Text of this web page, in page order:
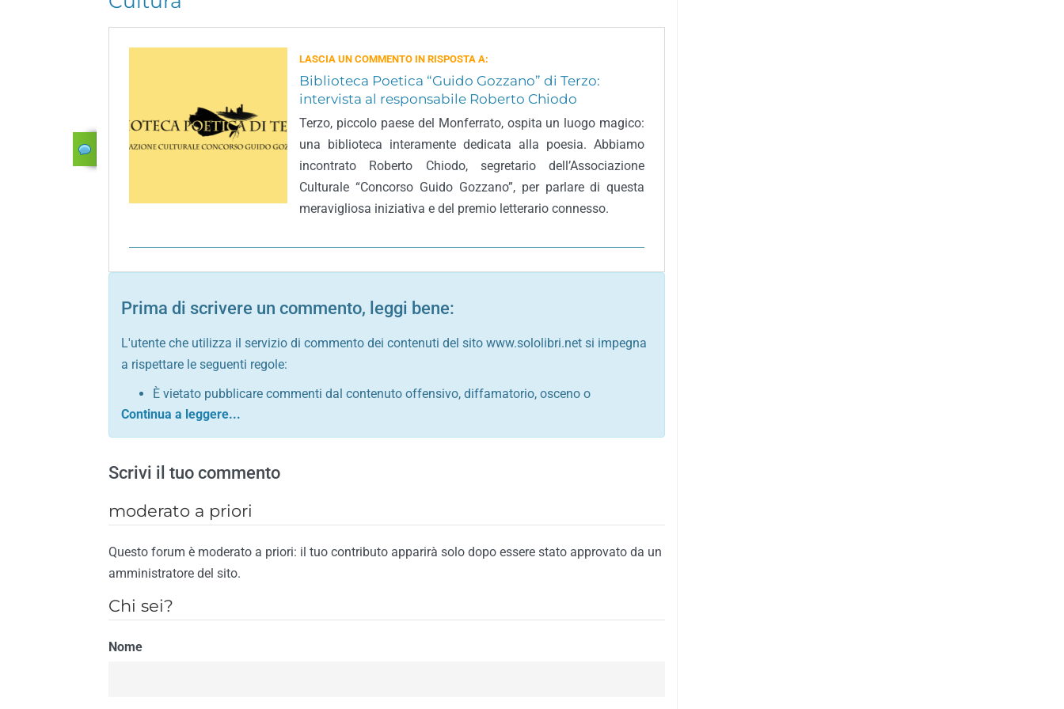
LASCIA UN COMMENTO IN RISPOSTA A:
Biblioteca Poetica “Guido Gozzano” di Terzo:
intervista al responsabile Roberto Chiodo
Terzo, piccolo paese del Monferrato, ospita un luogo magico:
una biblioteca interamente dedicata alla poesia. Abbiamo
incontrato Roberto Chiodo, segretario dell’Associazione
Culturale “Concorso Guido Gozzano”, per parlare di questa
meravigliosa iniziativa e del premio letterario connesso.
Prima di scrivere un commento, leggi bene:
L'utente che utilizza il servizio di commento dei contenuti del sito www.sololibri.net si impegna
a rispettare le seguenti regole:
È vietato pubblicare commenti dal contenuto offensivo, diffamatorio, osceno o
comunque contrario alle leggi dello Stato italiano e di quelle internazionali
Sono vietati commenti in tono sacrilego, sarcastico, denigratorio e sbeffeggiatorio
È vietato pubblicare commenti contrari al rispetto dell'ordine pubblico
È vietato pubblicare commenti lesivi della privacy di qualsiasi cittadino
È vietato pubblicare commenti razzisti nei confronti di qualsiasi razza, popolo, cultura,
religione
È vietato pubblicare commenti contrari al rispetto del buon costume o contenenti
È vietato pubblicare commenti inerenti propaganda politica, di partito o di fazione, che
Scrivi il tuo commento
moderato a priori
Questo forum è moderato a priori: il tuo contributo apparirà solo dopo essere stato approvato da un
amministratore del sito.
Chi sei?
Nome